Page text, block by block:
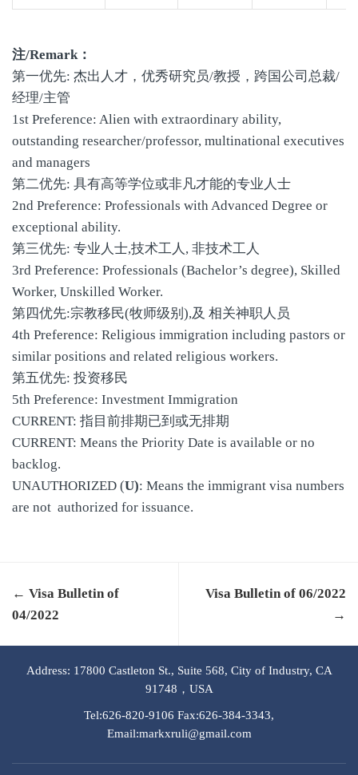
注/Remark：
第一优先: 杰出人才，优秀研究员/教授，跨国公司总裁/
经理/主管
1st Preference: Alien with extraordinary ability,
outstanding researcher/professor, multinational executives
and managers
第二优先: 具有高等学位或非凡才能的专业人士
2nd Preference: Professionals with Advanced Degree or
exceptional ability.
第三优先: 专业人士,技术工人, 非技术工人
3rd Preference: Professionals (Bachelor’s degree), Skilled
Worker, Unskilled Worker.
第四优先:宗教移民(牧师级别),及 相关神职人员
4th Preference: Religious immigration including pastors or
similar positions and related religious workers.
第五优先: 投资移民
5th Preference: Investment Immigration
CURRENT: 指目前排期已到或无排期
CURRENT: Means the Priority Date is available or no
backlog.
UNAUTHORIZED (U): Means the immigrant visa numbers
are not authorized for issuance.
← Visa Bulletin of
04/2022
Visa Bulletin of 06/2022
→
Address: 17800 Castleton St., Suite 568, City of Industry, CA
91748，USA
Tel:626-820-9106 Fax:626-384-3343,
Email:markxruli@gmail.com